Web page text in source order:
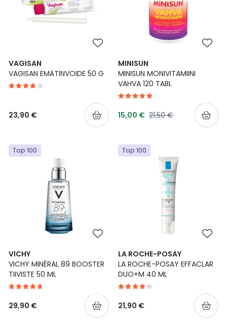
VAGISAN
VAGISAN EMÄTINVOIDE 50 G
23,90 €
MINISUN
MINISUN MONIVITAMIINI
VAHVA 120 TABL
Tarjoushinta
15,00 € Normaalihinta
21,50 €
Top 100
VICHY
VICHY MINÉRAL 89 BOOSTER
TIIVISTE 50 ML
29,90 €
Top 100
LA ROCHE-POSAY
LA ROCHE-POSAY EFFACLAR
DUO+M 40 ML
21,90 €